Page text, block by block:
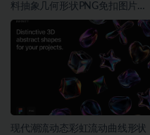
料抽象几何形状PNG免扣图片设
计素材
现代潮流动态彩虹流动曲线形状